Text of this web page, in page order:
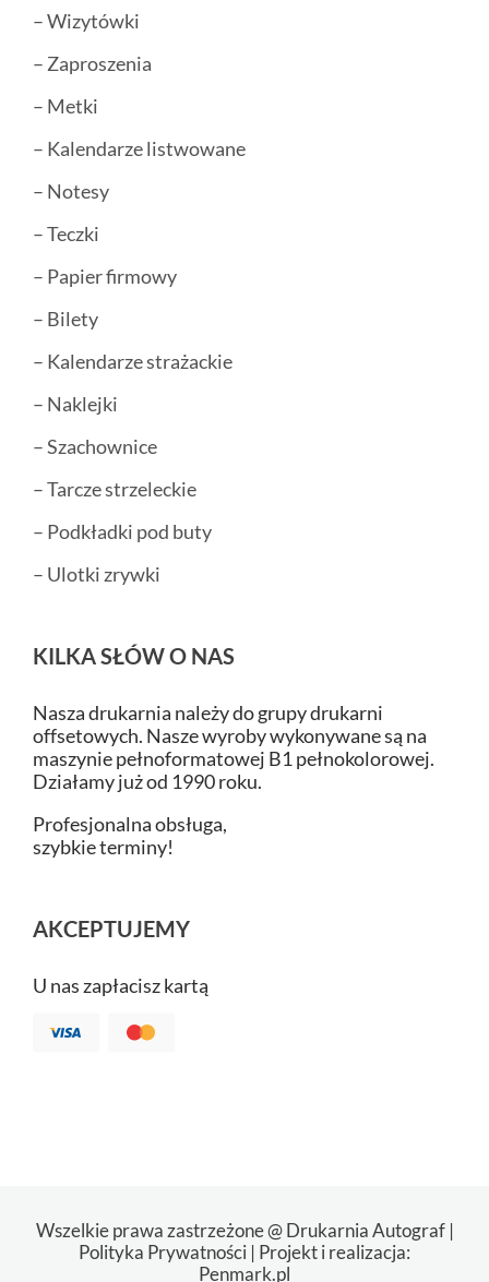
– Wizytówki
– Zaproszenia
– Metki
– Kalendarze listwowane
– Notesy
– Teczki
– Papier firmowy
– Bilety
– Kalendarze strażackie
– Naklejki
– Szachownice
– Tarcze strzeleckie
– Podkładki pod buty
– Ulotki zrywki
KILKA SŁÓW O NAS
Nasza drukarnia należy do grupy drukarni
offsetowych. Nasze wyroby wykonywane są na
maszynie pełnoformatowej B1 pełnokolorowej.
Działamy już od 1990 roku.
Profesjonalna obsługa,
szybkie terminy!
AKCEPTUJEMY
U nas zapłacisz kartą
Wszelkie prawa zastrzeżone @ Drukarnia Autograf |
Polityka Prywatności | Projekt i realizacja:
Penmark.pl